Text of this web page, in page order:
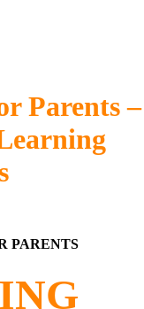
Parents –
PARENTS